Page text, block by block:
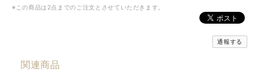
※この商品は2点までのご注文とさせていただきます。
通報する
関連商品